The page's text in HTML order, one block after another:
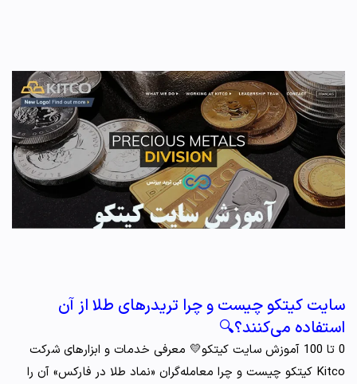
سایت کیتکو چیست و چرا تریدرهای طلا از آن
استفاده می‌کنند؟🔍
0 تا 100 آموزش سایت کیتکو💛 معرفی خدمات و ابزارهای شرکت
Kitco کیتکو چیست و چرا معامله‌گران «نماد طلا در فارکس» آن را